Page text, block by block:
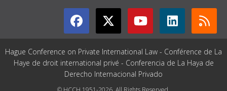
Hague Conference on Private International Law - Conférence de La
Haye de droit international privé - Conferencia de La Haya de
Derecho Internacional Privado